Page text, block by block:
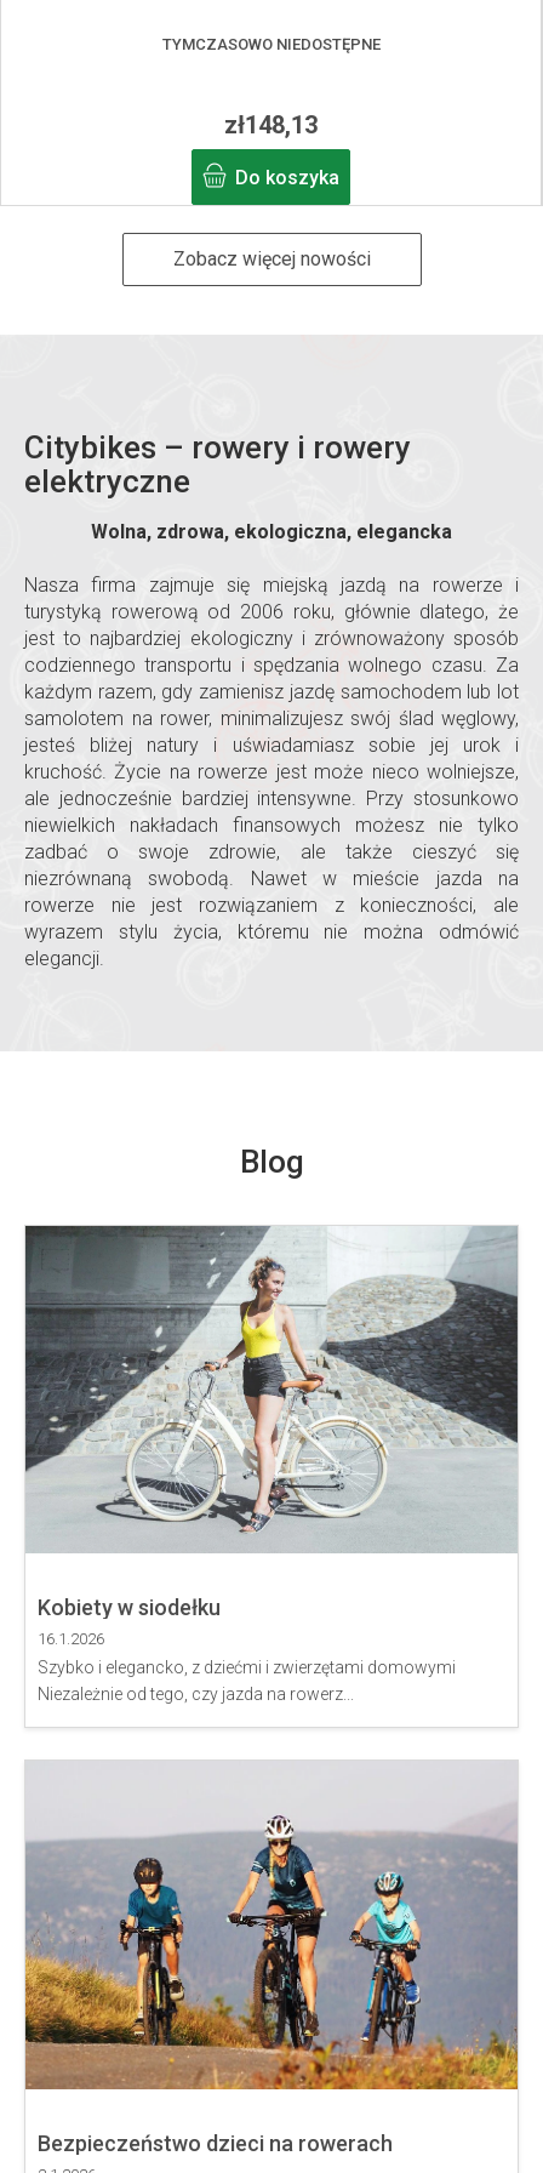
TYMCZASOWO NIEDOSTĘPNE
zł148,13
Do koszyka
Zobacz więcej nowości
Citybikes – rowery i rowery
elektryczne
Wolna, zdrowa, ekologiczna, elegancka
Nasza firma zajmuje się miejską jazdą na rowerze i
turystyką rowerową od 2006 roku, głównie dlatego, że
jest to najbardziej ekologiczny i zrównoważony sposób
codziennego transportu i spędzania wolnego czasu. Za
każdym razem, gdy zamienisz jazdę samochodem lub lot
samolotem na rower, minimalizujesz swój ślad węglowy,
jesteś bliżej natury i uświadamiasz sobie jej urok i
kruchość. Życie na rowerze jest może nieco wolniejsze,
ale jednocześnie bardziej intensywne. Przy stosunkowo
niewielkich nakładach finansowych możesz nie tylko
zadbać o swoje zdrowie, ale także cieszyć się
niezrównaną swobodą. Nawet w mieście jazda na
rowerze nie jest rozwiązaniem z konieczności, ale
wyrazem stylu życia, któremu nie można odmówić
elegancji.
Blog
Kobiety w siodełku
16.1.2026
Szybko i elegancko, z dziećmi i zwierzętami domowymi
Niezależnie od tego, czy jazda na rowerz...
Bezpieczeństwo dzieci na rowerach